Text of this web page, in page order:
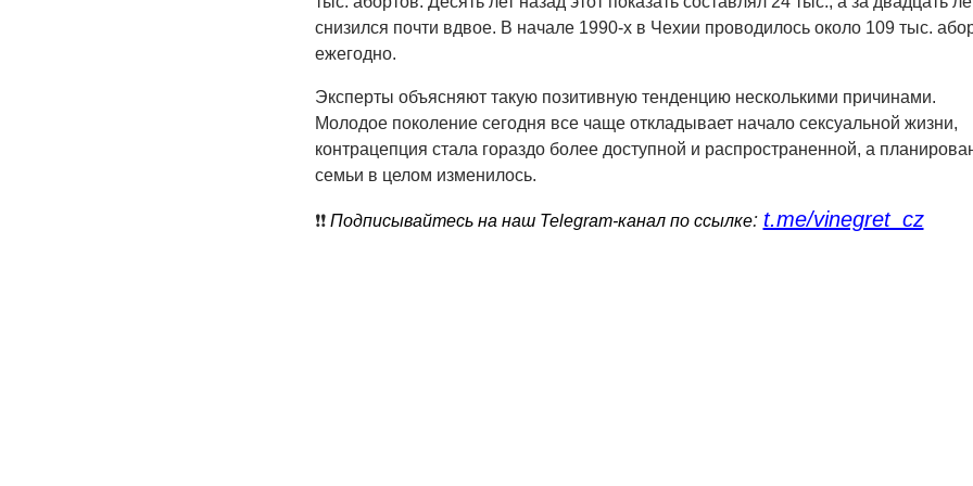
снизился почти вдвое. В начале 1990-х в Чехии проводилось около 109 тыс.
ежегодно.
Эксперты объясняют такую позитивную тенденцию несколькими причинами.
Молодое поколение сегодня все чаще откладывает начало сексуальной жизни,
контрацепция стала гораздо более доступной и распространенной, а
семьи в целом изменилось.
❗️❗️ Подписывайтесь на наш Telegram-канал по ссылке: t.me/vinegret_cz